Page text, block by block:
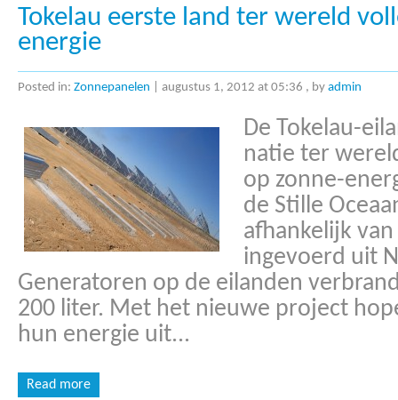
Tokelau eerste land ter wereld
energie
Posted in: Zonnepanelen augustus 1, 2012 at 05:36 , by admin
De Tokelau-
natie ter
op zonne-
de Stille
afhankelijk
ingevoerd uit
Generatoren op de eilanden
200 liter. Met het nieuwe project
hun energie uit...
Read more